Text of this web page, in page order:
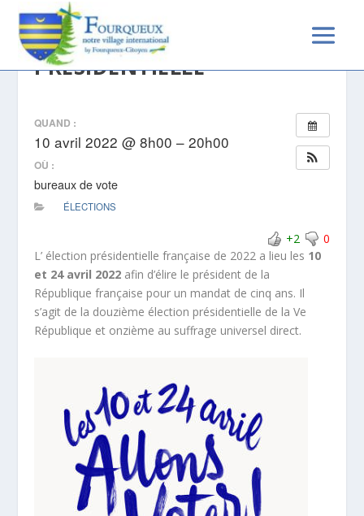
1ER TOUR DE L’ÉLECTION
PRÉSIDENTIELLE
QUAND :
10 avril 2022 @ 8h00 – 20h00
OÙ :
bureaux de vote
ÉLECTIONS
+2
0
L’ élection présidentielle française de 2022 a lieu les 10
et 24 avril 2022 afin d’élire le président de la
République française pour un mandat de cinq ans. Il
s’agit de la douzième élection présidentielle de la Ve
République et onzième au suffrage universel direct.